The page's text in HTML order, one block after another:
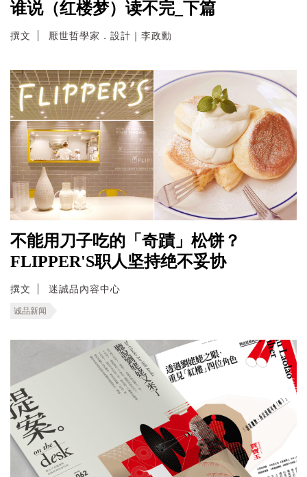
谁说（红楼梦）读不完_下篇
撰文 厭世哲學家．設計｜李政勳
不能用刀子吃的「奇蹟」松饼？
FLIPPER'S职人坚持绝不妥协
撰文 迷誠品內容中心
诚品新闻